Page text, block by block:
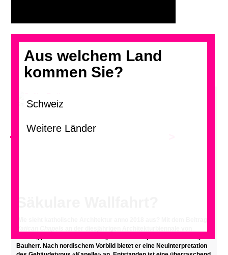
Aus welchem Land
kommen Sie?
Smiljan Radic
<
Bauherr. Nach nordischem Vorbild bietet er eine Neuinterpretation